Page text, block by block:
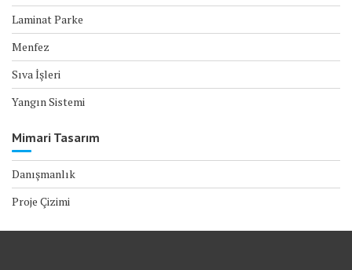
Laminat Parke
Menfez
Sıva İşleri
Yangın Sistemi
Mimari Tasarım
Danışmanlık
Proje Çizimi